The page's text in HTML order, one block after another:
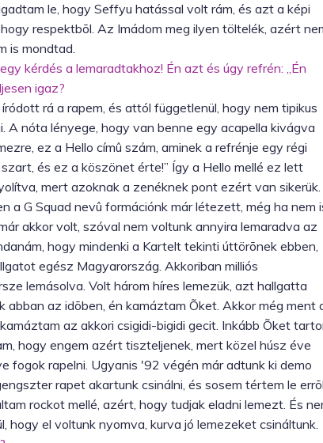
le, hogy Seffyu hatással volt rám, és azt a képi
respektbõl. Az Imádom meg ilyen töltelék, azért
is mondtad.
kérdés a lemaradtakhoz! Én azt és úgy refrén: „Én
igaz?
rá a rapem, és attól függetlenül, hogy nem tipikus
nóta lényege, hogy van benne egy acapella kivágva
ez a Hello címû szám, aminek a refrénje egy régi
és ez a köszönet érte!” Így a Hello mellé ez lett
mert azoknak a zenéknek pont ezért van sikerük.
G Squad nevû formációnk már létezett, még ha nem
akkor volt, szóval nem voltunk annyira lemaradva az
hogy mindenki a Kartelt tekinti úttörõnek ebben,
egész Magyarország. Akkoriban milliós
lemásolva. Volt három híres lemezük, azt hallgatta
az idõben, én kamáztam Õket. Akkor még ment
az akkori csigidi-bigidi gecit. Inkább Õket
hogy engem azért tiszteljenek, mert közel húsz éve
fogok rapelni. Ugyanis '92 végén már adtunk ki demo
rapet akartunk csinálni, és sosem tértem le errõl
rockot mellé, azért, hogy tudjak eladni lemezt. És
el voltunk nyomva, kurva jó lemezeket csináltunk.